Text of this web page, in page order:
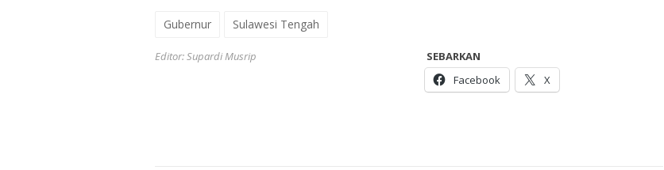
Gubernur Sulawesi Tengah
Editor: Supardi Musrip
SEBARKAN
Facebook
X